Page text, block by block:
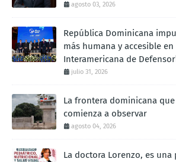
agosto 03, 2026
República Dominicana
más humana y accesible
Interamericana de
julio 31, 2026
La frontera dominicana
comienza a observar
agosto 04, 2026
La doctora Lorenzo, es